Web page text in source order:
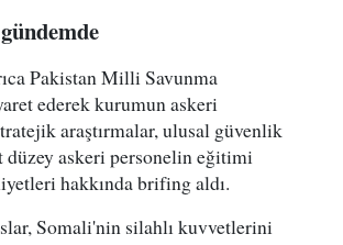
Pakistan Milli Savunma
ederek kurumun askeri
araştırmalar, ulusal güvenlik
düzey askeri personelin eğitimi
hakkında brifing aldı.
Somali'nin silahlı kuvvetlerini